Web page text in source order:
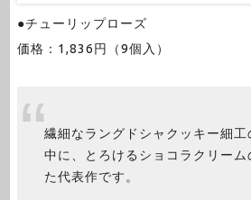
●チューリップローズ
価格：1,836円（9個入）
繊細なラングドシャクッキー細
中に、とろけるショコラクリー
た代表作です。